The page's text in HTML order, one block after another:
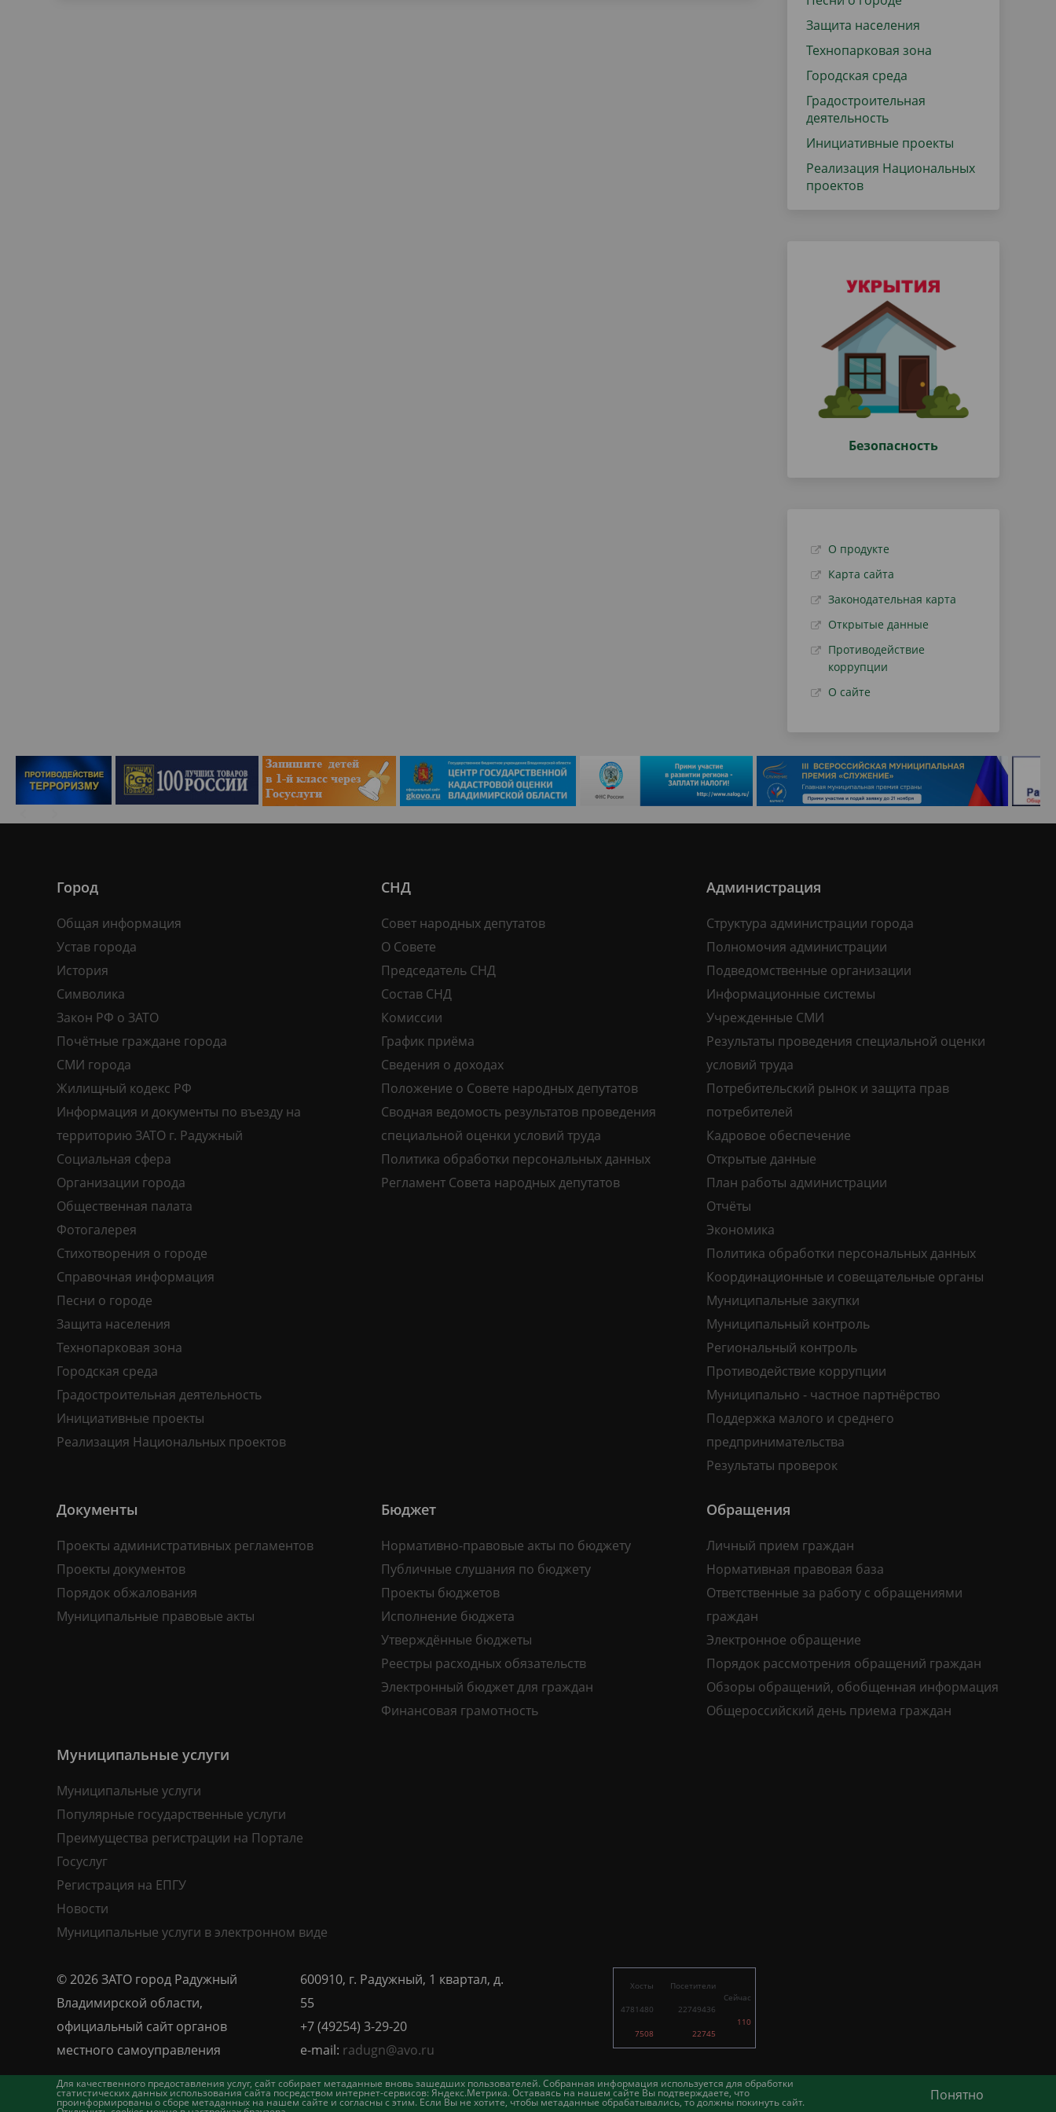
Защита населения
Технопарковая зона
Городская среда
Градостроительная
деятельность
Инициативные проекты
Реализация Национальных
проектов
Безопасность
О продукте
Карта сайта
Законодательная карта
Открытые данные
Противодействие
коррупции
О сайте
Для качественного предоставления услуг, сайт собирает метаданные вновь зашедших пользователей. Собранная информация используется для обработки
статистических данных использования сайта посредством интернет-сервисов: Яндекс.Метрика. Оставаясь на нашем сайте Вы подтверждаете, что
проинформированы о сборе метаданных на нашем сайте и согласны с этим. Если Вы не хотите, чтобы метаданные обрабатывались, то должны покинуть сайт. Понятно
Город
Общая информация
Устав города
История
Символика
Закон РФ о ЗАТО
Почётные граждане города
СМИ города
Жилищный кодекс РФ
Информация и документы по въезду на
территорию ЗАТО г. Радужный
Социальная сфера
Организации города
Общественная палата
Фотогалерея
Стихотворения о городе
Справочная информация
Песни о городе
Защита населения
Технопарковая зона
Городская среда
Градостроительная деятельность
Инициативные проекты
Реализация Национальных проектов
СНД
Совет народных депутатов
О Совете
Председатель СНД
Состав СНД
Комиссии
График приёма
Сведения о доходах
Положение о Совете народных депутатов
Сводная ведомость результатов проведения
специальной оценки условий труда
Политика обработки персональных данных
Регламент Совета народных депутатов
Администрация
Структура администрации города
Полномочия администрации
Подведомственные организации
Информационные системы
Учрежденные СМИ
Результаты проведения специальной оценки
условий труда
Потребительский рынок и защита прав
потребителей
Кадровое обеспечение
Открытые данные
План работы администрации
Отчёты
Экономика
Политика обработки персональных данных
Координационные и совещательные органы
Муниципальные закупки
Муниципальный контроль
Региональный контроль
Противодействие коррупции
Муниципально - частное партнёрство
Поддержка малого и среднего
предпринимательства
Результаты проверок
Документы
Проекты административных регламентов
Проекты документов
Порядок обжалования
Муниципальные правовые акты
Бюджет
Нормативно-правовые акты по бюджету
Публичные слушания по бюджету
Проекты бюджетов
Исполнение бюджета
Утверждённые бюджеты
Реестры расходных обязательств
Электронный бюджет для граждан
Финансовая грамотность
Обращения
Личный прием граждан
Нормативная правовая база
Ответственные за работу с обращениями
граждан
Электронное обращение
Порядок рассмотрения обращений граждан
Обзоры обращений, обобщенная информация
Общероссийский день приема граждан
Муниципальные услуги
Муниципальные услуги
Популярные государственные услуги
Преимущества регистрации на Портале
Госуслуг
Регистрация на ЕПГУ
Новости
Муниципальные услуги в электронном виде
© 2026 ЗАТО город Радужный
Владимирской области,
официальный сайт органов
местного самоуправления
600910, г. Радужный, 1 квартал, д.
55
+7 (49254) 3-29-20
e-mail: radugn@avo.ru
Хосты
4781480
7508
Посетители
22749436
22745
Сейчас
110